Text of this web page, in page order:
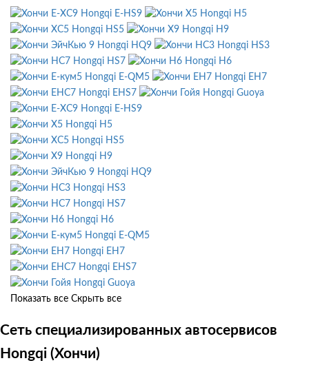
Hongqi E-HS9
Hongqi H5
Hongqi HS5
Hongqi H9
Hongqi HQ9
Hongqi HS3
Hongqi HS7
Hongqi H6
Hongqi E-QM5
Hongqi EH7
Hongqi EHS7
Hongqi Guoya
Hongqi E-HS9
Hongqi H5
Hongqi HS5
Hongqi H9
Hongqi HQ9
Hongqi HS3
Hongqi HS7
Hongqi H6
Hongqi E-QM5
Hongqi EH7
Hongqi EHS7
Hongqi Guoya
Показать все Скрыть все
Сеть специализированных автосервисов
Hongqi (Хончи)